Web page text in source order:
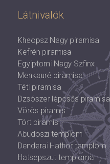
Látnivalók
Kheopsz Nagy piramisa
Kefrén piramisa
Egyiptomi Nagy Szfinx
Menkauré piramisa
Téti piramisa
Dzsószer lépcsős piramisa
Vörös piramis
Tört piramis
Abüdoszi templom
Denderai Hathor templom
Hatsepszut temploma